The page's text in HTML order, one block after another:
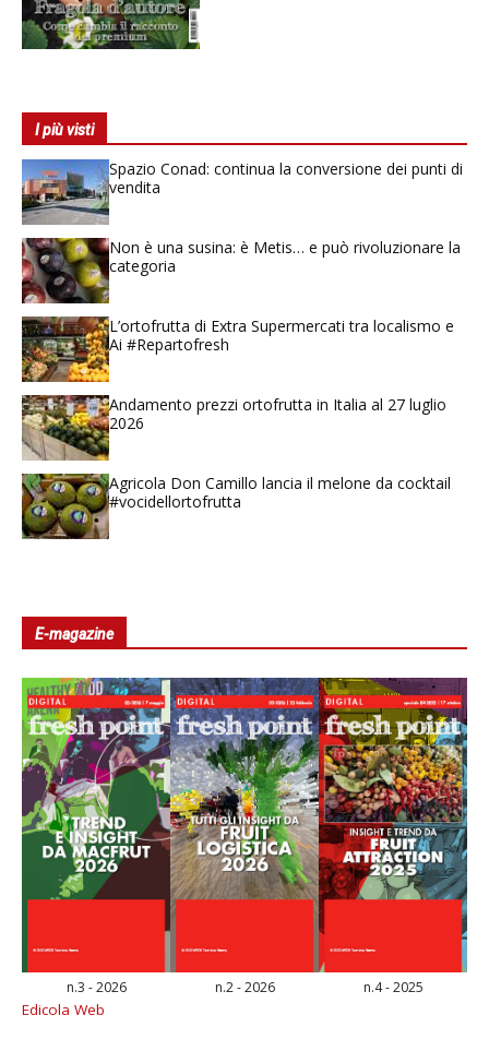
I più visti
Spazio Conad: continua la conversione dei punti di
vendita
Non è una susina: è Metis… e può rivoluzionare la
categoria
L’ortofrutta di Extra Supermercati tra localismo e
Ai #Repartofresh
Andamento prezzi ortofrutta in Italia al 27 luglio
2026
Agricola Don Camillo lancia il melone da cocktail
#vocidellortofrutta
E-magazine
n.3 - 2026 n.2 - 2026 n.4 - 2025
Edicola Web